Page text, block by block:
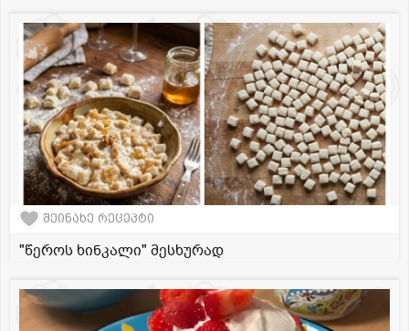
შეინახე რეცეპტი
"წეროს ხინკალი" მესხურად